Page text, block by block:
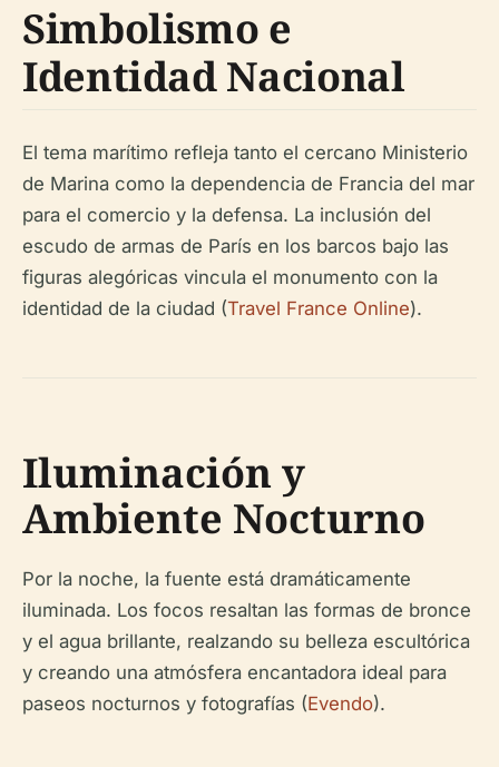
Simbolismo e
Identidad Nacional
El tema marítimo refleja tanto el cercano Ministerio
de Marina como la dependencia de Francia del mar
para el comercio y la defensa. La inclusión del
escudo de armas de París en los barcos bajo las
figuras alegóricas vincula el monumento con la
identidad de la ciudad (Travel France Online).
Iluminación y
Ambiente Nocturno
Por la noche, la fuente está dramáticamente
iluminada. Los focos resaltan las formas de bronce
y el agua brillante, realzando su belleza escultórica
y creando una atmósfera encantadora ideal para
paseos nocturnos y fotografías (Evendo).